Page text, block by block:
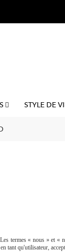
STYLE DE
termes « nous » et
tant qu'utilisateur,